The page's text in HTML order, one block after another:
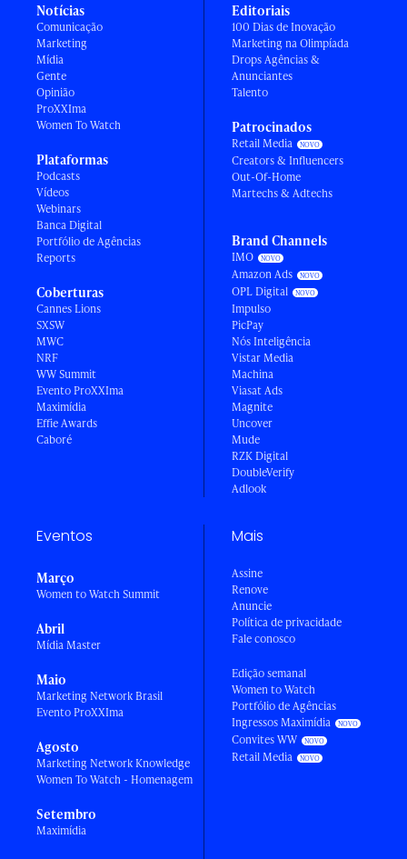
Notícias
Comunicação
Marketing
Mídia
Gente
Opinião
ProXXIma
Women To Watch
Plataformas
Podcasts
Vídeos
Webinars
Banca Digital
Portfólio de Agências
Reports
Coberturas
Cannes Lions
SXSW
MWC
NRF
WW Summit
Evento ProXXIma
Maximídia
Effie Awards
Caboré
Editoriais
100 Dias de Inovação
Marketing na Olimpíada
Drops Agências &
Anunciantes
Talento
Patrocinados
Retail Media
Creators & Influencers
Out-Of-Home
Martechs & Adtechs
Brand Channels
IMO
Amazon Ads
OPL Digital
Impulso
PicPay
Nós Inteligência
Vistar Media
Machina
Viasat Ads
Magnite
Uncover
Mude
RZK Digital
DoubleVerify
Adlook
Eventos
Março
Women to Watch Summit
Abril
Mídia Master
Maio
Marketing Network Brasil
Evento ProXXIma
Agosto
Marketing Network Knowledge
Women To Watch - Homenagem
Setembro
Maximídia
Mais
Assine
Renove
Anuncie
Política de privacidade
Fale conosco
Edição semanal
Women to Watch
Portfólio de Agências
Ingressos Maximídia
Convites WW
Retail Media